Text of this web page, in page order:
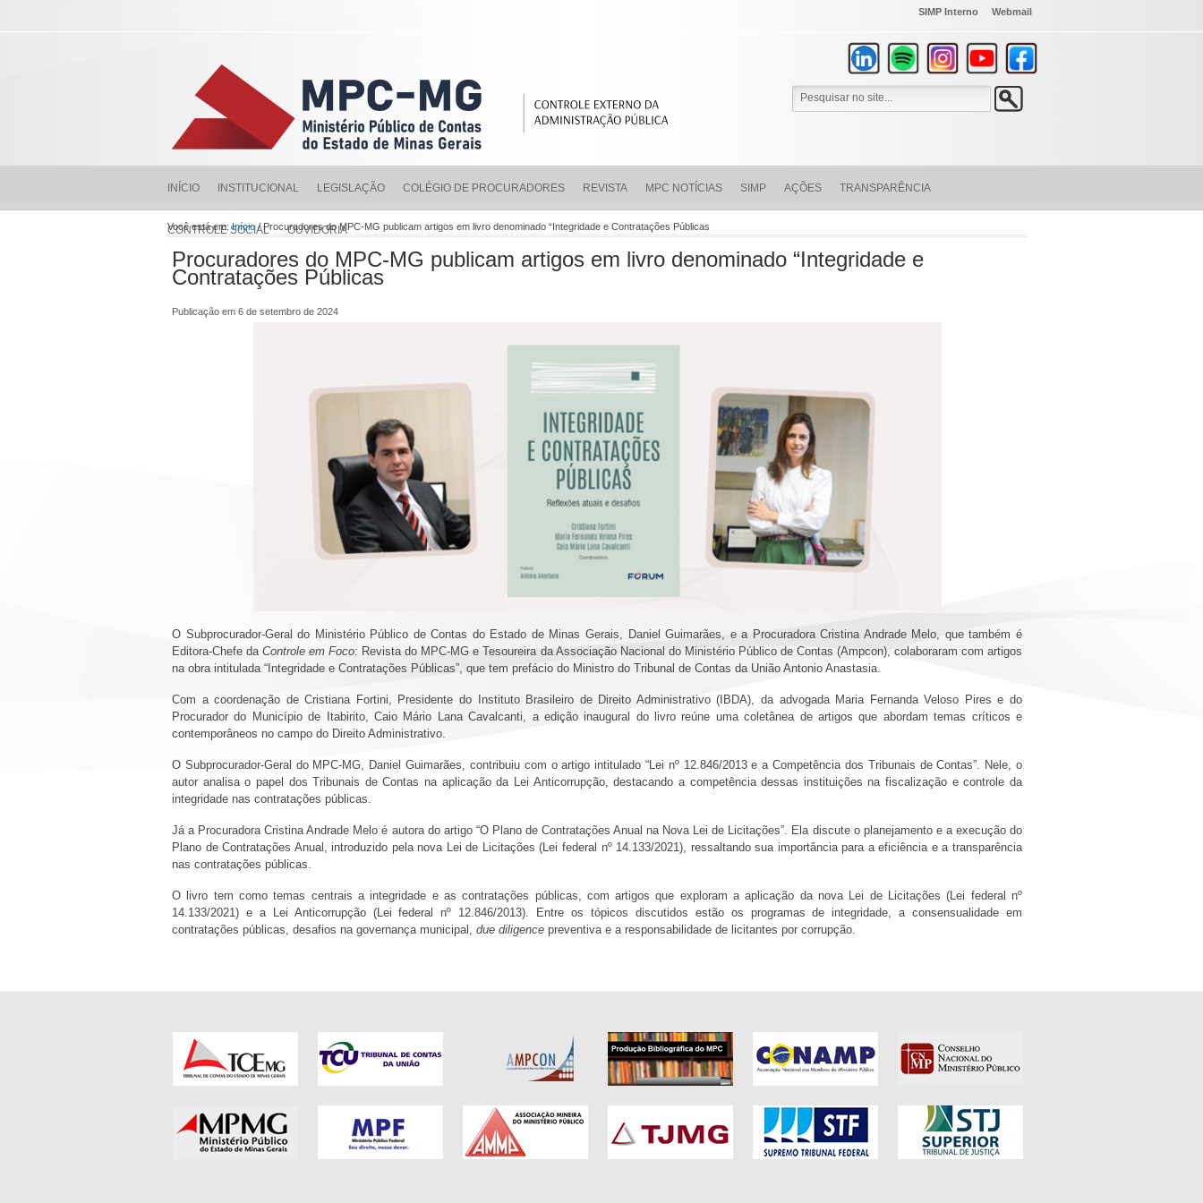
SIMP Interno Webmail
INÍCIO INSTITUCIONAL LEGISLAÇÃO COLÉGIO DE PROCURADORES REVISTA MPC NOTÍCIAS SIMP AÇÕES TRANSPARÊNCIA
CONTROLE SOCIAL OUVIDORIA
Você está em:Início/ Procuradores do MPC-MG publicam artigos em livro denominado “Integridade e Contratações Públicas
Procuradores do MPC-MG publicam artigos em livro denominado “Integridade e
Contratações Públicas
Publicação em 6 de setembro de 2024
O Subprocurador-Geral do Ministério Público de Contas do Estado de Minas Gerais, Daniel Guimarães, e a Procuradora Cristina Andrade Melo, que também é
Editora-Chefe daControle em Foco: Revista do MPC-MG e Tesoureira da Associação Nacional do Ministério Público de Contas (Ampcon), colaboraram com artigos
na obra intitulada “Integridade e Contratações Públicas”, que tem prefácio do Ministro do Tribunal de Contas da União Antonio Anastasia.
Com a coordenação de Cristiana Fortini, Presidente do Instituto Brasileiro de Direito Administrativo (IBDA), da advogada Maria Fernanda Veloso Pires e do
Procurador do Município de Itabirito, Caio Mário Lana Cavalcanti, a edição inaugural do livro reúne uma coletânea de artigos que abordam temas críticos e
contemporâneos no campo do Direito Administrativo.
O Subprocurador-Geral do MPC-MG, Daniel Guimarães, contribuiu com o artigo intitulado “Lei nº 12.846/2013 e a Competência dos Tribunais de Contas”. Nele, o
autor analisa o papel dos Tribunais de Contas na aplicação da Lei Anticorrupção, destacando a competência dessas instituições na fiscalização e controle da
integridade nas contratações públicas.
Já a Procuradora Cristina Andrade Melo é autora do artigo “O Plano de Contratações Anual na Nova Lei de Licitações”. Ela discute o planejamento e a execução do
Plano de Contratações Anual, introduzido pela nova Lei de Licitações (Lei federal nº 14.133/2021), ressaltando sua importância para a eficiência e a transparência
nas contratações públicas.
O livro tem como temas centrais a integridade e as contratações públicas, com artigos que exploram a aplicação da nova Lei de Licitações (Lei federal nº
14.133/2021) e a Lei Anticorrupção (Lei federal nº 12.846/2013). Entre os tópicos discutidos estão os programas de integridade, a consensualidade em
contratações públicas, desafios na governança municipal, due diligence preventiva e a responsabilidade de licitantes por corrupção.